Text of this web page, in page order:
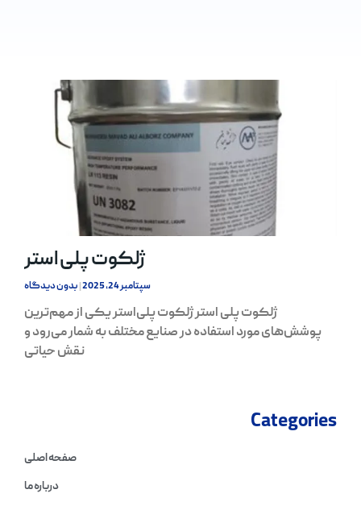
ژلکوت پلی استر
سپتامبر 24, 2025 بدون دیدگاه
ژلکوت پلی استر ژلکوت پلی‌استر یکی از مهم‌ترین
پوشش‌های مورد استفاده در صنایع مختلف به شمار می‌رود و
نقش حیاتی
Categories
صفحه اصلی
درباره ما